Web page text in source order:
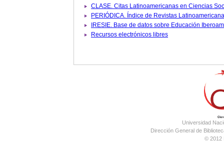
IRESIE. Base de datos
Recursos electrónicos libres
Universidad
Dirección General de
© 2012